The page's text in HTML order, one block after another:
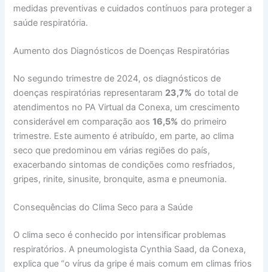
medidas preventivas e cuidados contínuos para proteger a
saúde respiratória.
Aumento dos Diagnósticos de Doenças Respiratórias
No segundo trimestre de 2024, os diagnósticos de
doenças respiratórias representaram 23,7% do total de
atendimentos no PA Virtual da Conexa, um crescimento
considerável em comparação aos16,5% do primeiro
trimestre. Este aumento é atribuído, em parte, ao clima
seco que predominou em várias regiões do país,
exacerbando sintomas de condições como resfriados,
gripes, rinite, sinusite, bronquite, asma e pneumonia.
Consequências do Clima Seco para a Saúde
O clima seco é conhecido por intensificar problemas
respiratórios. A pneumologista Cynthia Saad, da Conexa,
explica que “o vírus da gripe é mais comum em climas frios